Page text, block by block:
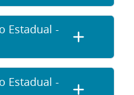
Estadual -
Estadual -